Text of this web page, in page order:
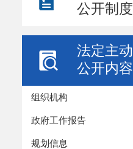
公开制度
法定主动
公开内容
组织机构
政府工作报告
规划信息